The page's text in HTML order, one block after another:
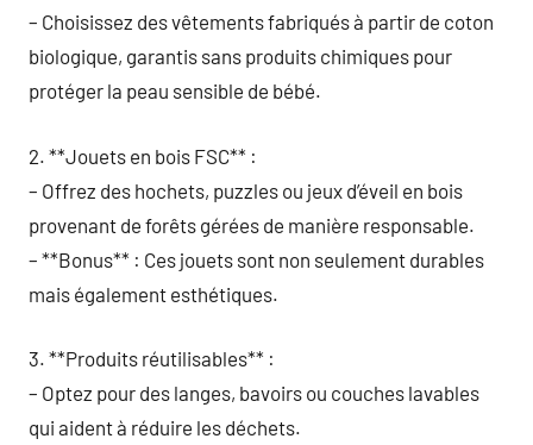
– Choisissez des vêtements fabriqués à partir de coton
biologique, garantis sans produits chimiques pour
protéger la peau sensible de bébé.
2. **Jouets en bois FSC** :
– Offrez des hochets, puzzles ou jeux d’éveil en bois
provenant de forêts gérées de manière responsable.
– **Bonus** : Ces jouets sont non seulement durables
mais également esthétiques.
3. **Produits réutilisables** :
– Optez pour des langes, bavoirs ou couches lavables
qui aident à réduire les déchets.